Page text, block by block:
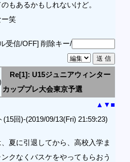
もあるかもしれないけど。
笑
受信/OFF] 削除キー/
Re[1]: U15ジュニアウィンター
カッププレ大会東京予選
▲ ▼■
回)-(2019/09/13(Fri) 21:59:23)
夏に引退してから、高校入学ま
クなくバスケをやってもらおう